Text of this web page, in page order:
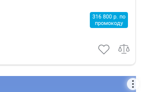
316 800 р. по
промокоду